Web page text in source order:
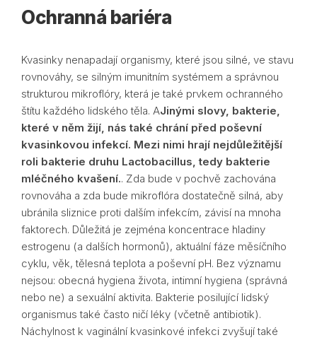
Ochranná bariéra
Kvasinky nenapadají organismy, které jsou silné, ve stavu
rovnováhy, se silným imunitním systémem a správnou
strukturou mikroflóry, která je také prvkem ochranného
štítu každého lidského těla. AJinými slovy, bakterie,
které v něm žijí, nás také chrání před poševní
kvasinkovou infekcí. Mezi nimi hrají nejdůležitější
roli bakterie druhu Lactobacillus, tedy bakterie
mléčného kvašení.. Zda bude v pochvě zachována
rovnováha a zda bude mikroflóra dostatečně silná, aby
ubránila sliznice proti dalším infekcím, závisí na mnoha
faktorech. Důležitá je zejména koncentrace hladiny
estrogenu (a dalších hormonů), aktuální fáze měsíčního
cyklu, věk, tělesná teplota a poševní pH. Bez významu
nejsou: obecná hygiena života, intimní hygiena (správná
nebo ne) a sexuální aktivita. Bakterie posilující lidský
organismus také často ničí léky (včetně antibiotik).
Náchylnost k vaginální kvasinkové infekci zvyšují také